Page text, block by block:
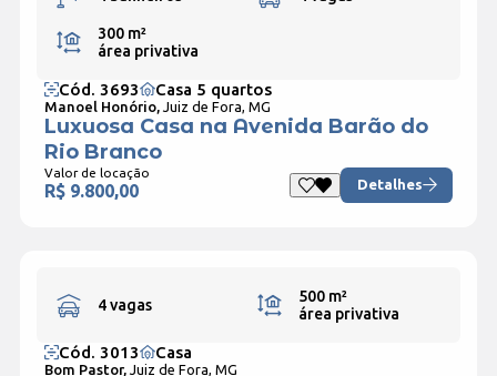
300 m²
área privativa
Cód. 3693 Casa 5 quartos
Manoel Honório, Juiz de Fora, MG
Luxuosa Casa na Avenida Barão do
Rio Branco
Valor de locação
R$ 9.800,00 Detalhes
4 vagas
500 m²
área privativa
Cód. 3013 Casa
Bom Pastor, Juiz de Fora, MG